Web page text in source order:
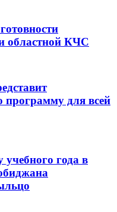
областной КЧС
программу для всей
года в